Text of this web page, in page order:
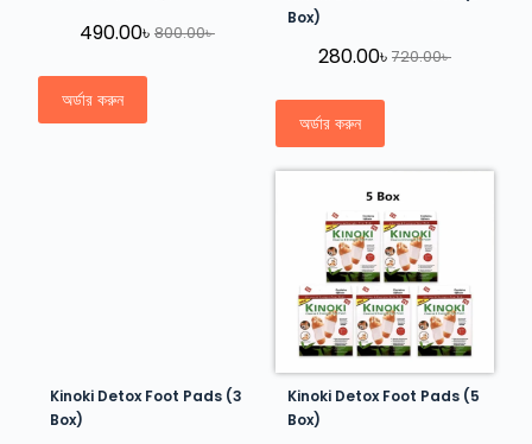
800.00৳
490.00৳
অর্ডার করুন
Box)
720.00৳
280.00৳
অর্ডার করুন
Kinoki Detox Foot Pads (3
Box)
Kinoki Detox Foot Pads (5
Box)